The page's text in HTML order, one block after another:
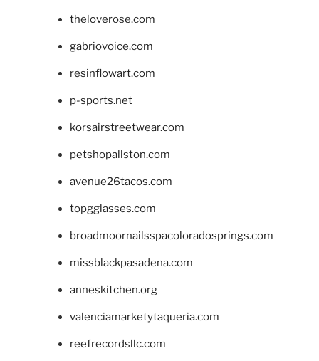
theloverose.com
gabriovoice.com
resinflowart.com
p-sports.net
korsairstreetwear.com
petshopallston.com
avenue26tacos.com
topgglasses.com
broadmoornailsspacoloradosprings.com
missblackpasadena.com
anneskitchen.org
valenciamarketytaqueria.com
reefrecordsllc.com